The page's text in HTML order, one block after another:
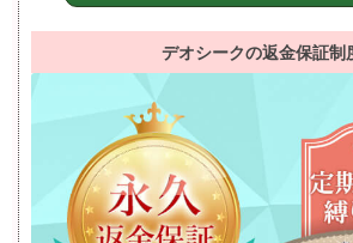
デオシークの返金保証制